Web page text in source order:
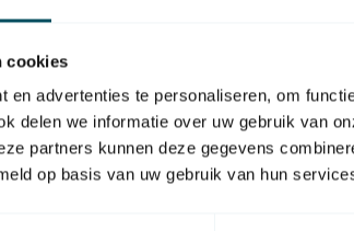
cookies
en advertenties te personaliseren, om
delen we informatie over uw gebruik van
partners kunnen deze gegevens
op basis van uw gebruik van hun
EAN Code